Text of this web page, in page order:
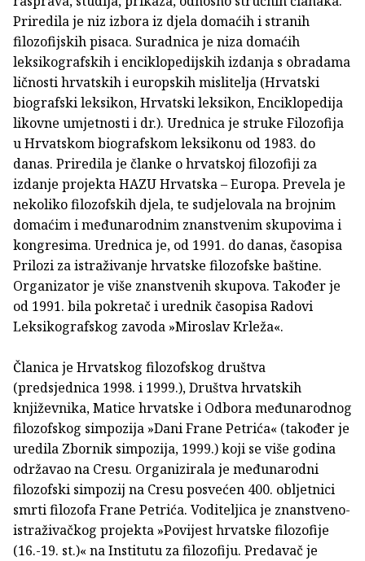
Priredila je niz izbora iz djela domaćih i stranih
filozofijskih pisaca. Suradnica je niza domaćih
leksikografskih i enciklopedijskih izdanja s obradama
ličnosti hrvatskih i europskih mislitelja (Hrvatski
biografski leksikon, Hrvatski leksikon, Enciklopedija
likovne umjetnosti i dr.). Urednica je struke Filozofija
u Hrvatskom biografskom leksikonu od 1983. do
danas. Priredila je članke o hrvatskoj filozofiji za
izdanje projekta HAZU Hrvatska – Europa. Prevela je
nekoliko filozofskih djela, te sudjelovala na brojnim
domaćim i međunarodnim znanstvenim skupovima i
kongresima. Urednica je, od 1991. do danas, časopisa
Prilozi za istraživanje hrvatske filozofske baštine.
Organizator je više znanstvenih skupova. Također je
od 1991. bila pokretač i urednik časopisa Radovi
Leksikografskog zavoda »Miroslav Krleža«.
Članica je Hrvatskog filozofskog društva
(predsjednica 1998. i 1999.), Društva hrvatskih
književnika, Matice hrvatske i Odbora međunarodnog
filozofskog simpozija »Dani Frane Petrića« (također je
uredila Zbornik simpozija, 1999.) koji se više godina
održavao na Cresu. Organizirala je međunarodni
filozofski simpozij na Cresu posvećen 400. obljetnici
smrti filozofa Frane Petrića. Voditeljica je znanstveno-
istraživačkog projekta »Povijest hrvatske filozofije
(16.-19. st.)« na Institutu za filozofiju. Predavač je